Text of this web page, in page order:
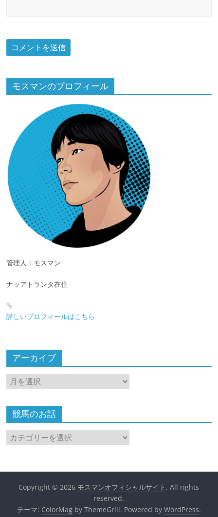
モスマンのプロフィール
管理人：モスマン
ナッアトランタ在住
詳しいプロフィールはこちら
アーカイブ
ア
ー
イ
ブ
競馬のお話
競
馬
Copyright © 2026 モスマンオフィシャルサイト . All rights
reserved.
テーマ: ColorMagby ThemeGrill. Powered by WordPress.